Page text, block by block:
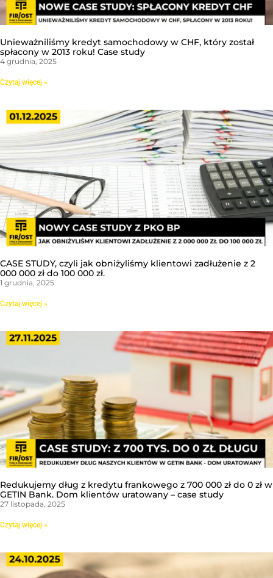
Unieważniliśmy kredyt samochodowy w CHF, który został
spłacony w 2013 roku! Case study
4 grudnia, 2025
Czytaj więcej »
CASE STUDY, czyli jak obniżyliśmy klientowi zadłużenie z 2
000 000 zł do 100 000 zł.
1 grudnia, 2025
Czytaj więcej »
Redukujemy dług z kredytu frankowego z 700 000 zł do 0 zł w
GETIN Bank. Dom klientów uratowany – case study
27 listopada, 2025
Czytaj więcej »